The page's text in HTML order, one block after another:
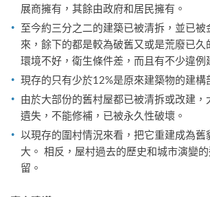
展商擁有，其餘由政府和居民擁有。
至今約三分之二的建築已被清拆，並已被
來，餘下的都是較為破舊又或是荒廢已
環境不好，衛生條件差，而且有不少違例
現存的只有少於12%是原來建築物的建構
由於大部份的舊村屋都已被清拆或改建，
遺失，不能修補，已被永久性破壞。
以現存的圍村情況來看，把它重建成為舊
大。 相反，屋村過去的歷史和城市演變
留。